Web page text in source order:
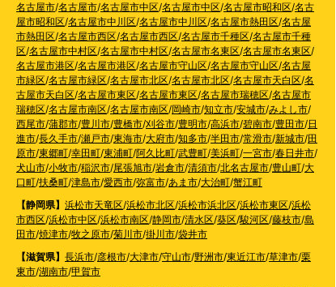
名古屋市/名古屋市/名古屋市中区/名古屋市中区/名古屋市昭和区/名古
屋市昭和区/名古屋市中川区/名古屋市中川区/名古屋市熱田区/名古屋
市熱田区/名古屋市西区/名古屋市西区/名古屋市千種区/名古屋市千種
区/名古屋市中村区/名古屋市中村区/名古屋市名東区/名古屋市名東区/
名古屋市港区/名古屋市港区/名古屋市守山区/名古屋市守山区/名古屋
市緑区/名古屋市緑区/名古屋市北区/名古屋市北区/名古屋市天白区/名
古屋市天白区/名古屋市東区/名古屋市東区/名古屋市瑞穂区/名古屋市
瑞穂区/名古屋市南区/名古屋市南区/岡崎市/知立市/安城市/みよし市/
西尾市/蒲郡市/豊川市/豊橋市/刈谷市/豊明市/高浜市/碧南市/豊田市/日
進市/長久手市/瀬戸市/東海市/大府市/知多市/半田市/常滑市/新城市/田
原市/東郷町/幸田町/東浦町/阿久比町/武豊町/美浜町/一宮市/春日井市/
犬山市/小牧市/稲沢市/尾張旭市/岩倉市/清須市/北名古屋市/豊山町/大
口町/扶桑町/津島市/愛西市/弥富市/あま市/大治町/蟹江町
【静岡県】 浜松市天竜区/浜松市北区/浜松市浜北区/浜松市東区/浜松
市西区/浜松市中区/浜松市南区/静岡市/清水区/葵区/駿河区/藤枝市/島
田市/焼津市/牧之原市/菊川市/掛川市/袋井市
【滋賀県】 長浜市/彦根市/大津市/守山市/野洲市/東近江市/草津市/栗
東市/湖南市/甲賀市